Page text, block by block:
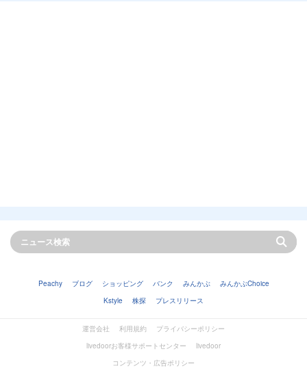
Peachy ブログ ショッピング バンク みんかぶ
みんかぶChoice
Kstyle
株探 プレスリリース
運営会社 利用規約
プライバシーポリシー
livedoorお客様サポートセンター
livedoor
コンテンツ・広告ポリシー